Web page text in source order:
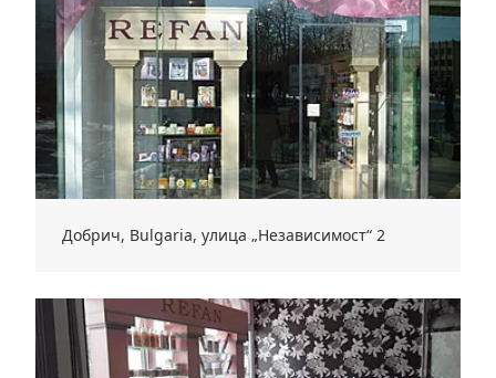
Добрич, Bulgaria, улица „Независимост“ 2